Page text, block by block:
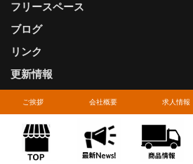
ご挨拶 会社概要 求人情報
更新情報
サイト紹介
グルメ日記
フリースペース
ブログ
リンク